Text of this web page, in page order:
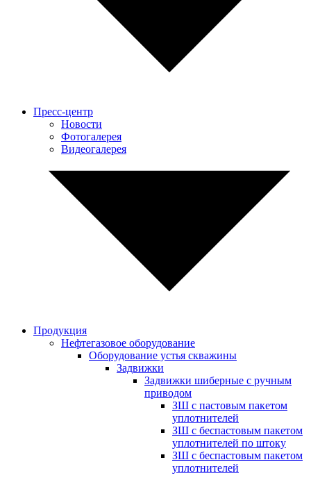
Пресс-центр
Новости
Фотогалерея
Видеогалерея
Продукция
Нефтегазовое оборудование
Оборудование устья скважины
Задвижки
Задвижки шиберные с ручным
приводом
ЗШ с пастовым пакетом
уплотнителей
ЗШ с беспастовым пакетом
уплотнителей по штоку
ЗШ с беспастовым пакетом
уплотнителей